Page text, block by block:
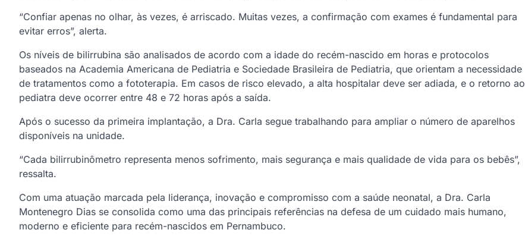
“Confiar apenas no olhar, às vezes, é arriscado. Muitas vezes, a confirmação com exames é fundamental para
evitar erros”, alerta.
Os níveis de bilirrubina são analisados de acordo com a idade do recém-nascido em horas e protocolos
baseados na Academia Americana de Pediatria e Sociedade Brasileira de Pediatria, que orientam a necessidade
de tratamentos como a fototerapia. Em casos de risco elevado, a alta hospitalar deve ser adiada, e o retorno ao
pediatra deve ocorrer entre 48 e 72 horas após a saída.
Após o sucesso da primeira implantação, a Dra. Carla segue trabalhando para ampliar o número de aparelhos
disponíveis na unidade.
“Cada bilirrubinômetro representa menos sofrimento, mais segurança e mais qualidade de vida para os bebês”,
ressalta.
Com uma atuação marcada pela liderança, inovação e compromisso com a saúde neonatal, a Dra. Carla
Montenegro Dias se consolida como uma das principais referências na defesa de um cuidado mais humano,
moderno e eficiente para recém-nascidos em Pernambuco.